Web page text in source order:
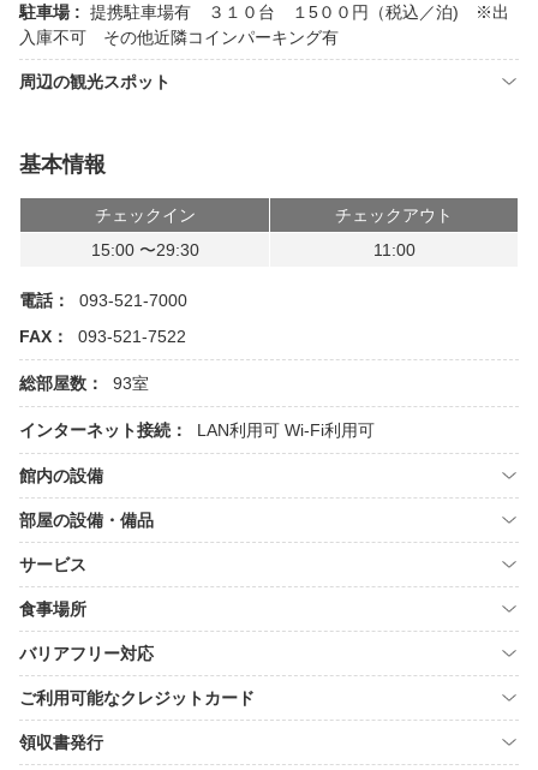
駐車場 : 提携駐車場有 ３１０台 １5００円（税込／泊) ※出
入庫不可 その他近隣コインパーキング有
周辺の観光スポット
基本情報
チェックイン
チェックアウト
15:00 〜29:30
11:00
電話：
093-521-7000
FAX：
093-521-7522
総部屋数： 93室
インターネット接続： LAN利用可 Wi-Fi利用可
館内の設備
部屋の設備・備品
サービス
食事場所
バリアフリー対応
ご利用可能なクレジットカード
領収書発行